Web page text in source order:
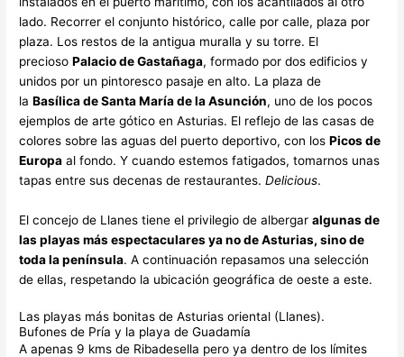
lado. Recorrer el conjunto histórico, calle por calle, plaza por
plaza. Los restos de la antigua muralla y su torre. El
preciosoPalacio de Gastañaga, formado por dos edificios y
unidos por un pintoresco pasaje en alto. La plaza de
laBasílica de Santa María de la Asunción, uno de los pocos
ejemplos de arte gótico en Asturias. El reflejo de las casas de
colores sobre las aguas del puerto deportivo, con losPicos de
Europa al fondo. Y cuando estemos fatigados, tomarnos unas
tapas entre sus decenas de restaurantes.Delicious.
El concejo de Llanes tiene el privilegio de albergaralgunas de
las playas más espectaculares ya no de Asturias, sino de
toda la península. A continuación repasamos una selección
de ellas, respetando la ubicación geográfica de oeste a este.
Las playas más bonitas de Asturias oriental (Llanes).
Bufones de Pría y la playa de Guadamía
A apenas 9 kms de Ribadesella pero ya dentro de los límites